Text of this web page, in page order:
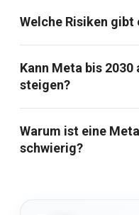
Welche Risiken gibt
Kann Meta bis
steigen?
Warum ist eine
schwierig?